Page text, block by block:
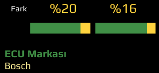
Fark %20 %16
ECU Markası
Bosch